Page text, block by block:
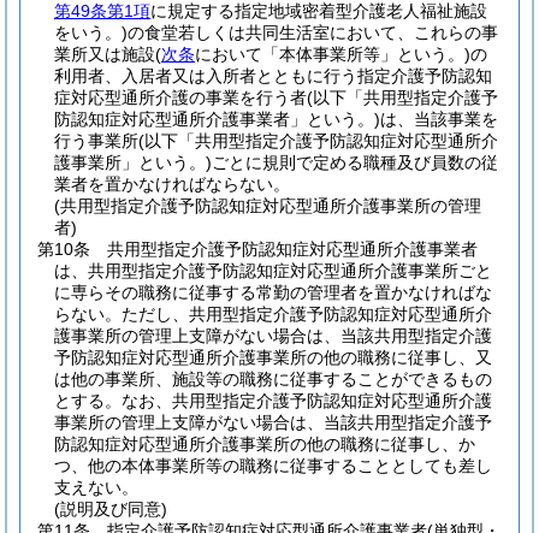
第49条第1項に規定する指定地域密着型介護老人福祉施設
をいう。)の食堂若しくは共同生活室において、これらの事
業所又は施設(次条において「本体事業所等」という。)の
利用者、入居者又は入所者とともに行う指定介護予防認知
症対応型通所介護の事業を行う者(以下「共用型指定介護予
防認知症対応型通所介護事業者」という。)は、当該事業を
行う事業所(以下「共用型指定介護予防認知症対応型通所介
護事業所」という。)ごとに規則で定める職種及び員数の従
業者を置かなければならない。
(共用型指定介護予防認知症対応型通所介護事業所の管理
者)
第10条
共用型指定介護予防認知症対応型通所介護事業者
は、共用型指定介護予防認知症対応型通所介護事業所ごと
に専らその職務に従事する常勤の管理者を置かなければな
らない。 ただし、共用型指定介護予防認知症対応型通所介
護事業所の管理上支障がない場合は、当該共用型指定介護
予防認知症対応型通所介護事業所の他の職務に従事し、又
は他の事業所、施設等の職務に従事することができるもの
とする。 なお、共用型指定介護予防認知症対応型通所介護
事業所の管理上支障がない場合は、当該共用型指定介護予
防認知症対応型通所介護事業所の他の職務に従事し、か
つ、他の本体事業所等の職務に従事することとしても差し
支えない。
(説明及び同意)